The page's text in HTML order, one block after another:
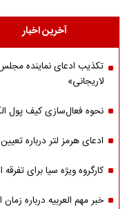
آخرین اخبار
تکذیب ادعای نماینده
لاریجانی»
نحوه فعال‌سازی کیف پول
ادعای هرمز لتر درباره
کارگروه ویژه سیا برای تفرقه
خبر مهم العربیه درباره